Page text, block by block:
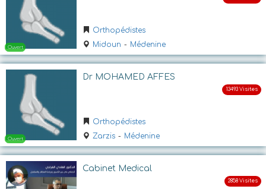
Ouvert
Ouvert
Orthopédistes
Midoun - Médenine
Dr MOHAMED AFFES
Orthopédistes
Zarzis - Médenine
Cabinet Medical